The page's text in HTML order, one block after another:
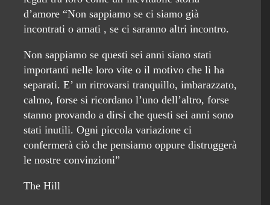
d’amore “Non sappiamo se ci siamo già
incontrati o amati , se ci saranno altri incontro.
Non sappiamo se questi sei anni siano stati
importanti nelle loro vite o il motivo che li ha
separati. E’ un ritrovarsi tranquillo, imbarazzato,
calmo, forse si ricordano l’uno dell’altro, forse
stanno provando a dirsi che questi sei anni sono
stati inutili. Ogni piccola variazione ci
confermerà ciò che pensiamo oppure distruggerà
le nostre convinzioni”
The Hill